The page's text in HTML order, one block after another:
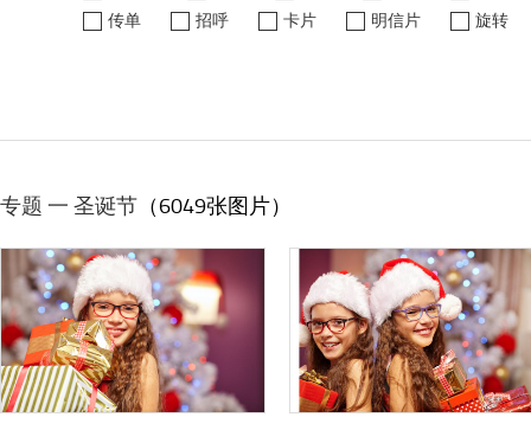
传单
招呼 卡片 明信片 旋转
专题 一 圣诞节 （6049张图片）